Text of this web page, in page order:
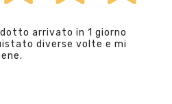
arrivato in 1 giorno
diverse volte e mi